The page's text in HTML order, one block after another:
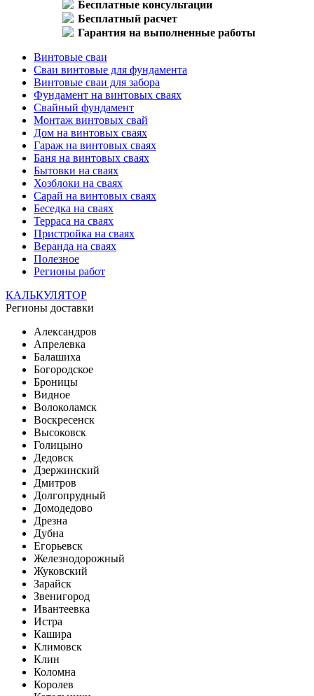
Бесплатные консультации
Бесплатный расчет
Гарантия на выполненные работы
Винтовые сваи
Сваи винтовые для фундамента
Винтовые сваи для забора
Фундамент на винтовых сваях
Свайный фундамент
Монтаж винтовых свай
Дом на винтовых сваях
Гараж на винтовых сваях
Баня на винтовых сваях
Бытовки на сваях
Хозблоки на сваях
Сарай на винтовых сваях
Беседка на сваях
Терраса на сваях
Пристройка на сваях
Веранда на сваях
Полезное
Регионы работ
КАЛЬКУЛЯТОР
Регионы доставки
Александров
Апрелевка
Балашиха
Богородское
Броницы
Видное
Волоколамск
Воскресенск
Высоковск
Голицыно
Дедовск
Дзержинский
Дмитров
Долгопрудный
Домодедово
Дрезна
Дубна
Егорьевск
Железнодорожный
Жуковский
Зарайск
Звенигород
Ивантеевка
Истра
Кашира
Климовск
Клин
Коломна
Королев